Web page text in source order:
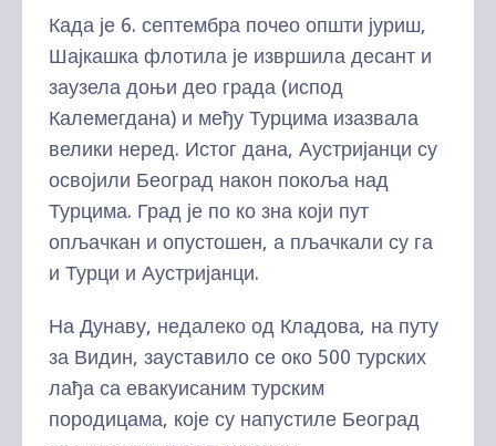
Када је 6. септембра почео општи јуриш,
Шајкашка флотила је извршила десант и
заузела доњи део града (испод
Калемегдана) и међу Турцима изазвала
велики неред. Истог дана, Аустријанци су
освојили Београд након покоља над
Турцима. Град је по ко зна који пут
опљачкан и опустошен, а пљачкали су га
и Турци и Аустријанци.
На Дунаву, недалеко од Кладова, на путу
за Видин, зауставило се око 500 турских
лађа са евакуисаним турским
породицама, које су напустиле Београд